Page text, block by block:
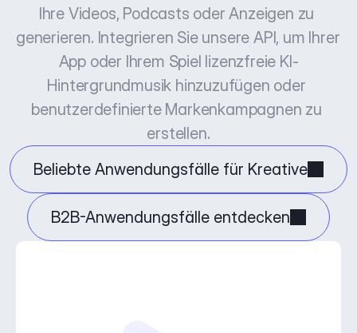
Ihre Videos, Podcasts oder Anzeigen zu
generieren. Integrieren Sie unsere API, um Ihrer
App oder Ihrem Spiel lizenzfreie KI-
Hintergrundmusik hinzuzufügen oder
benutzerdefinierte Markenkampagnen zu
erstellen.
Beliebte Anwendungsfälle für Kreative
B2B-Anwendungsfälle entdecken